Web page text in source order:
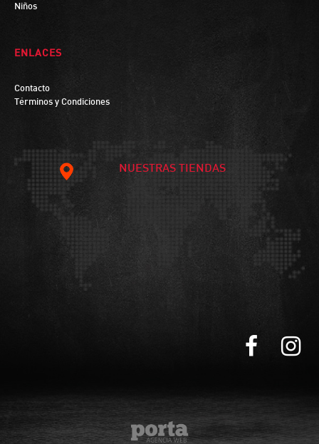
Niños
ENLACES
Contacto
Términos y Condiciones
NUESTRAS TIENDAS